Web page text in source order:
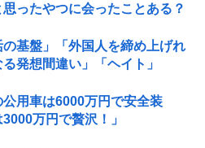
ったやつに会ったことある？
基盤」「外国人を締め上げれ
発想間違い」「ヘイト」
用車は6000万円で安全装
万円で贅沢！」